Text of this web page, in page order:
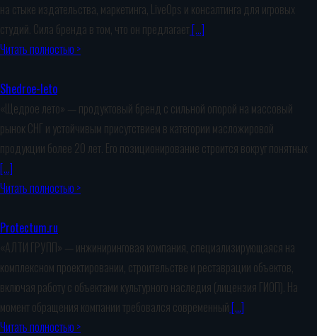
на стыке издательства, маркетинга, LiveOps и консалтинга для игровых
студий. Сила бренда в том, что он предлагает[…]
Читать полностью >
Shedroe-leto
«Щедрое лето» — продуктовый бренд с сильной опорой на массовый
рынок СНГ и устойчивым присутствием в категории масложировой
продукции более 20 лет. Его позиционирование строится вокруг понятных
[…]
Читать полностью >
Protectum.ru
«АЛТИ ГРУПП» — инжиниринговая компания, специализирующаяся на
комплексном проектировании, строительстве и реставрации объектов,
включая работу с объектами культурного наследия (лицензия ГИОП). На
момент обращения компании требовался современный[…]
Читать полностью >